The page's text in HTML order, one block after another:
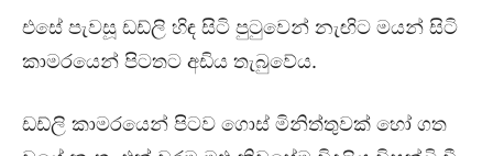
එසේ පැවසූ ඩඩ්ලි හිඳ සිටි පුටුවෙන් නැඟිට මයන් සිටි
කාමරයෙන් පිටතට අඩිය තැබුවේය.
ඩඩ්ලි කාමරයෙන් පිටව ගොස් මිනිත්තුවක් හෝ ගත